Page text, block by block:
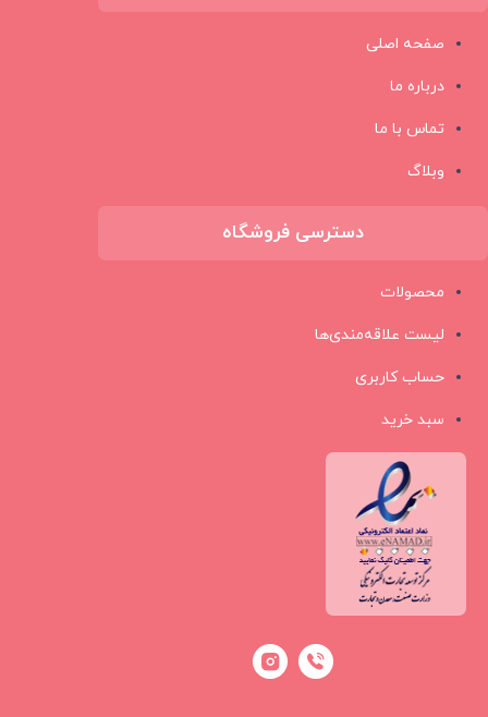
صفحه اصلی
درباره ما
تماس با ما
وبلاگ
دسترسی فروشگاه
محصولات
لیست علاقه‌مندی‌ها
حساب کاربری
سبد خرید